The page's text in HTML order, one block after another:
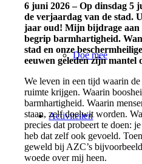
Doe mee
Activiteiten
6 juni 2026 – Op dinsdag 5
de verjaardag van de stad.
jaar oud! Mijn bijdrage aan
begrip barmhartigheid.
stad en onze
eeuwen geleden zijn mantel
We leven in een tijd waarin de
ruimte krijgen. Waarin
barmhartigheid. Waarin
staan, zelf doelwit worden.
precies dat probeert te doen:
heb dat zelf ook gevoeld.
geweld bij AZC’s
woede over mij heen.